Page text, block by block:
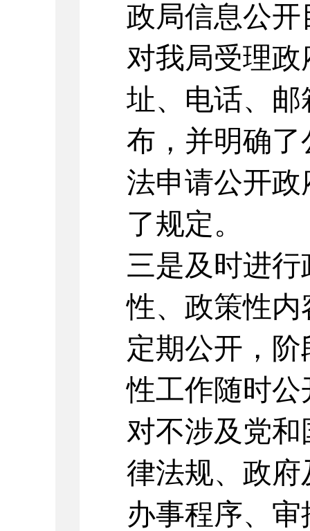
政局信息公
对我局受理
址、电话、
布，并明确
法申请公开
了规定。
三是及时进
性、政策性
定期公开，
性工作随时
对不涉及党
律法规、政
办事程序、